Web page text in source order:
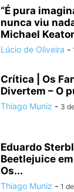
“É pura
nunca viu
Michael
Lúcio de Oliveira -
Crítica | Os
Divertem – O
Thiago Muniz - 3
Eduardo
Beetlejuice
Os...
Thiago Muniz - 1